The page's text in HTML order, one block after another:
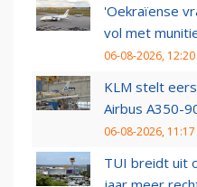
'Oekraïense
vol met
06-08-2026, 12:20
KLM stelt
Airbus A350-
06-08-2026, 11:17
TUI breidt uit